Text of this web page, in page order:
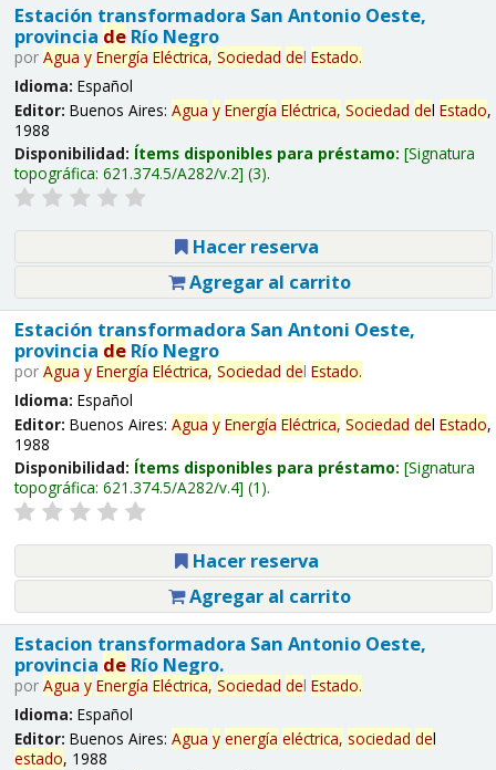
Estación transformadora San Antonio Oeste,
provincia deRío Negro
por Agua y Energía Eléctrica, Sociedad del Estado.
Idioma: Español
Editor: Buenos Aires: Agua y Energía Eléctrica, Sociedad del Estado,
1988
Disponibilidad: Ítems disponibles para préstamo: Signatura
topográfica: 621.374.5/A282/v.2 (3).
Hacer reserva
Agregar al carrito
Estación transformadora San Antoni Oeste,
provincia deRío Negro
por Agua y Energía Eléctrica, Sociedad del Estado.
Idioma: Español
Editor: Buenos Aires: Agua y Energía Eléctrica, Sociedad del Estado,
1988
Disponibilidad: Ítems disponibles para préstamo: Signatura
topográfica: 621.374.5/A282/v.4 (1).
Hacer reserva
Agregar al carrito
Estacion transformadora San Antonio Oeste,
provincia deRío Negro.
por Agua y Energía Eléctrica, Sociedad del Estado.
Idioma: Español
Editor: Buenos Aires: Agua y energía eléctrica, sociedad del
estado, 1988